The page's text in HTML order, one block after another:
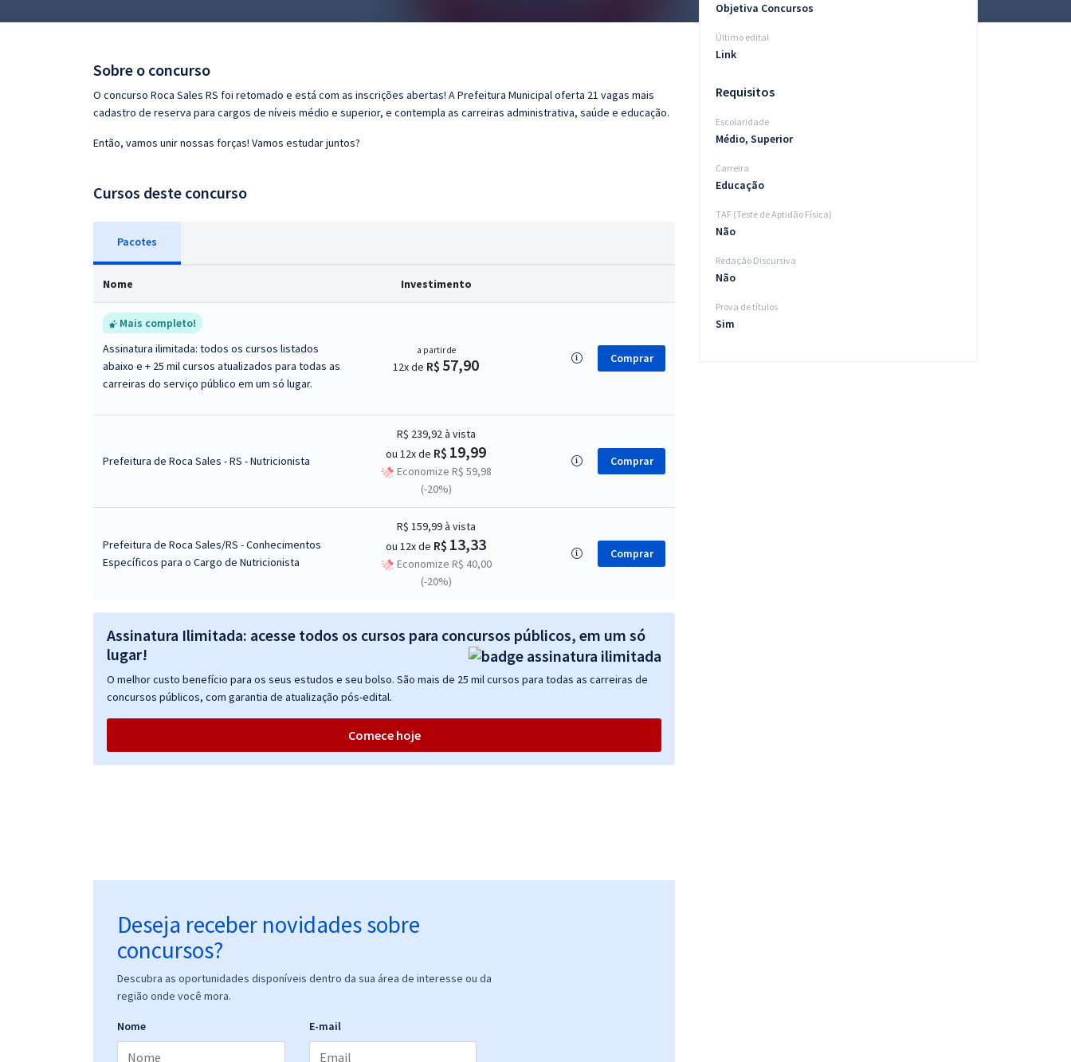
Conteúdo gratuito
Sobre o concurso
O concurso Roca Sales RS foi retomado e está com as inscrições abertas! A Prefeitura Municipal oferta 21 vagas mais
cadastro de reserva para cargos de níveis médio e superior, e contempla as carreiras administrativa, saúde e educação.
Então, vamos unir nossas forças! Vamos estudar juntos?
Cursos deste concurso
Pacotes
Nome Investimento
Mais completo!
Assinatura ilimitada: todos os cursos listados
abaixo e + 25 mil cursos atualizados para todas as
carreiras do serviço público em um só lugar.
a partir de
12x de R$ 57,90 Comprar
Prefeitura de Roca Sales - RS - Nutricionista
R$ 239,92à vista
ou 12x de R$ 19,99
Economize R$ 59,98
(-20%)
Comprar
Prefeitura de Roca Sales/RS - Conhecimentos
Específicos para o Cargo de Nutricionista
R$ 159,99à vista
ou 12x de R$ 13,33
Economize R$ 40,00
(-20%)
Comprar
Assinatura Ilimitada: acesse todos os cursos para concursos públicos, em um só
lugar!
O melhor custo benefício para os seus estudos e seu bolso. São mais de 25 mil cursos para todas as carreiras de
concursos públicos, com garantia de atualização pós-edital.
Comece hoje
Deseja receber novidades sobre
concursos?
Descubra as oportunidades disponíveis dentro da sua área de interesse ou da
região onde você mora.
Nome E-mail
Objetiva Concursos
Último edital
Link
Requisitos
Escolaridade
Médio, Superior
Carreira
Educação
TAF (Teste de Aptidão Física)
Não
Redação Discursiva
Não
Prova de títulos
Sim